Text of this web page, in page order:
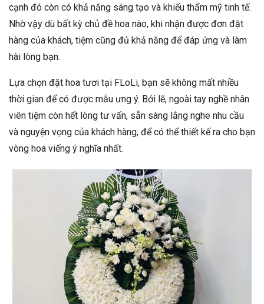
cạnh đó còn có khả năng sáng tạo và khiếu thẩm mỹ tinh tế.
Nhờ vậy dù bất kỳ chủ đề hoa nào, khi nhận được đơn đặt
hàng của khách, tiệm cũng đủ khả năng để đáp ứng và làm
hài lòng bạn.
Lựa chọn đặt hoa tươi tại FLoLi, bạn sẽ không mất nhiều
thời gian để có được mẫu ưng ý. Bởi lẽ, ngoài tay nghề nhân
viên tiệm còn hết lòng tư vấn, sẵn sàng lắng nghe nhu cầu
và nguyện vọng của khách hàng, để có thể thiết kế ra cho bạn
vòng hoa viếng ý nghĩa nhất.